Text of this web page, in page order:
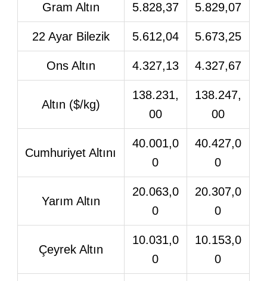
Gram Altın 5.828,37 5.829,07
22 Ayar Bilezik 5.612,04 5.673,25
Ons Altın 4.327,13 4.327,67
Altın ($/kg)
138.231,
00
138.247,
00
Cumhuriyet Altını
40.001,0
0
40.427,0
0
Yarım Altın
20.063,0
0
20.307,0
0
Çeyrek Altın
10.031,0
0
10.153,0
0